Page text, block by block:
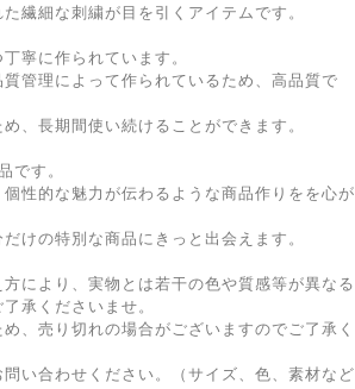
繊細な刺繍が目を引くアイテムです。
寧に作られています。
管理によって作られているため、高品質で
、長期間使い続けることができます。
です。
性的な魅力が伝わるような商品作りをを心が
けの特別な商品にきっと出会えます。
により、実物とは若干の色や質感等が異なる
承くださいませ。
、売り切れの場合がございますのでご了承く
い合わせください。（サイズ、色、素材など